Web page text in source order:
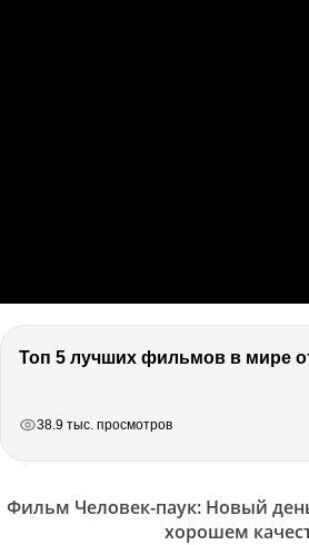
38.9 тыс. просмотров
Фильм Человек-паук: Новый
хорошем